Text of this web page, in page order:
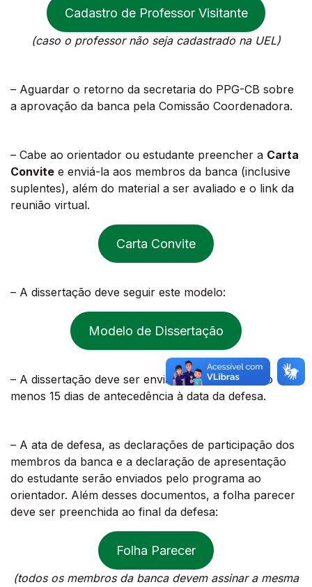
Cadastro de Professor Visitante
(caso o professor não seja cadastrado na UEL)
– Aguardar o retorno da secretaria do PPG-CB sobre
a aprovação da banca pela Comissão Coordenadora.
– Cabe ao orientador ou estudante preencher a Carta
Convite e enviá-la aos membros da banca (inclusive
suplentes), além do material a ser avaliado e o link da
reunião virtual.
Carta Convite
– A dissertação deve seguir este modelo:
Modelo de Dissertação
– A dissertação deve ser enviada à banca com ao
menos 15 dias de antecedência à data da defesa.
– A ata de defesa, as declarações de participação dos
membros da banca e a declaração de apresentação
do estudante serão enviados pelo programa ao
orientador. Além desses documentos, a folha parecer
deve ser preenchida ao final da defesa:
Folha Parecer
(todos os membros da banca devem assinar a mesma